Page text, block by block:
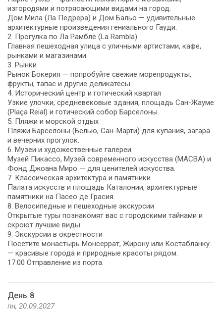
изгородями и потрясающими видами на город.
Дом Мила (Ла Педрера) и Дом Бальо — удивительные
архитектурные произведения гениального Гауди.
2. Прогулка по Ла Рамбле (La Rambla)
Главная пешеходная улица с уличными артистами, кафе,
рынками и магазинами.
3. Рынки
Рынок Бокерия — попробуйте свежие морепродукты,
фрукты, тапас и другие деликатесы.
4. Исторический центр и готический квартал
Узкие улочки, средневековые здания, площадь Сан-Жауме
(Plaça Reial) и готический собор Барселоны.
5. Пляжи и морской отдых
Пляжи Барселоны (Белью, Сан-Марти) для купания, загара
и вечерних прогулок.
6. Музеи и художественные галереи
Музей Пикассо, Музей современного искусства (MACBA) и
Фонд Джоана Миро — для ценителей искусства.
7. Классическая архитектура и памятники
Палата искусств и площадь Каталонии, архитектурные
памятники на Пасео де Грасия.
8. Велосипедные и пешеходные экскурсии
Открытые туры познакомят вас с городскими тайнами и
скроют лучшие виды.
9. Экскурсии в окрестности
Посетите монастырь Монсеррат, Жирону или Костабланку
— красивые города и природные красоты рядом.
17:00 Отправление из порта.
День 8
пн, 20.09.2027